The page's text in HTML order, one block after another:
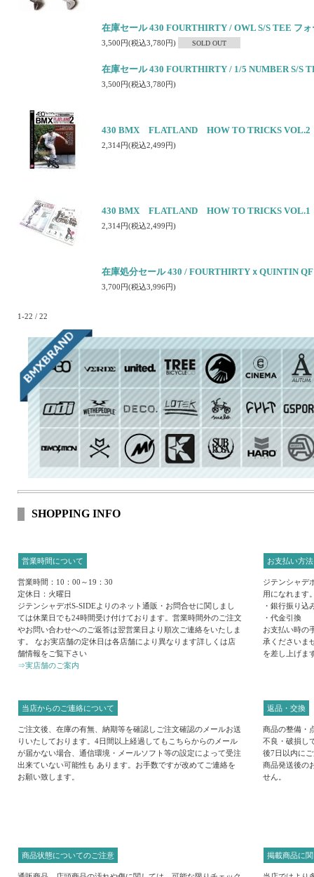
在庫セール 430 FOURTHIRTY / OWL S/S TEE フ
3,500円(税込3,780円) SOLD OUT
在庫セール 430 FOURTHIRTY / 1/5 NUMBER S/S
3,500円(税込3,780円)
430 BMX FLATLAND HOW TO TRICKS
2,314円(税込2,499円)
430 BMX FLATLAND HOW TO TRICKS
2,314円(税込2,499円)
在庫処分セール 430 / FOURTHIRTYｘQUINTIN
3,700円(税込3,996円)
1-22 / 22
SHOPPING INFO
営業時間について
営業時間：10：00～19：30
定休日：火曜日
ジテンシャデポS-SIDEよりのネット通販・お問合せに関しまし
ては休業日でも24時間受け付けております。営業時間外のご注文
やお問い合わせへのご返答は翌営業日より順次ご連絡をいたしま
す。 なお実店舗の定休日は各店舗により異なります詳しくは店
舗情報をご覧下さい
⇒実店舗のご案内
お支払い方法
ジテンシャデ
用になれます
・銀行振り込
・代金引換
お支払い時の
承くださいま
を差し上げま
当店からのご連絡について
ご注文後、在庫の有無、納期等を確認しご注文確認のメールお送
りいたしております。4日間以上経過してもこちらからのメール
が届かない場合、通信環境・メールソフト等の設定によって受注
出来ていない可能性も あります。お手数ですが改めてご連絡を
お願い致します。
返品・交換
商品の整備・
不良・破損し
後7日以内に
商品発送後の
せん。
商品状態についてのご注意 掲載商品に